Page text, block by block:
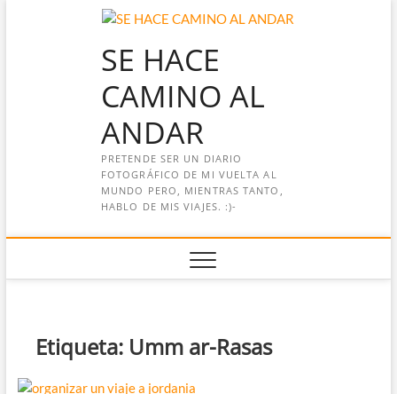
SE HACE
CAMINO AL
ANDAR
PRETENDE SER UN DIARIO
FOTOGRÁFICO DE MI VUELTA AL
MUNDO PERO, MIENTRAS TANTO,
HABLO DE MIS VIAJES. :)-
Etiqueta: Umm ar-Rasas